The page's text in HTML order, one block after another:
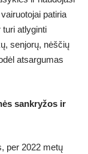
patiria
turi atlyginti
senjorų, nėščių
atsargumas
sankryžos ir
per 2022 metų